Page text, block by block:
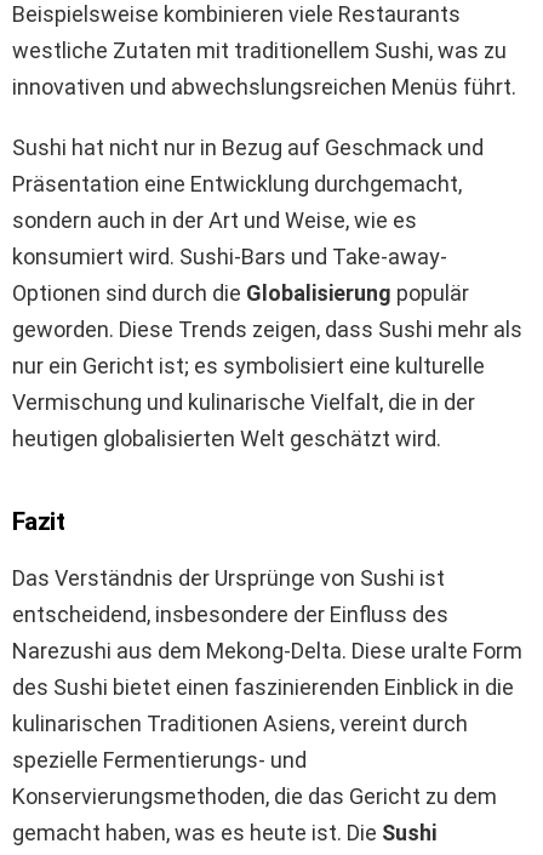
Beispielsweise kombinieren viele Restaurants
westliche Zutaten mit traditionellem Sushi, was zu
innovativen und abwechslungsreichen Menüs führt.
Sushi hat nicht nur in Bezug auf Geschmack und
Präsentation eine Entwicklung durchgemacht,
sondern auch in der Art und Weise, wie es
konsumiert wird. Sushi-Bars und Take-away-
Optionen sind durch die Globalisierung populär
geworden. Diese Trends zeigen, dass Sushi mehr als
nur ein Gericht ist; es symbolisiert eine kulturelle
Vermischung und kulinarische Vielfalt, die in der
heutigen globalisierten Welt geschätzt wird.
Fazit
Das Verständnis der Ursprünge von Sushi ist
entscheidend, insbesondere der Einfluss des
Narezushi aus dem Mekong-Delta. Diese uralte Form
des Sushi bietet einen faszinierenden Einblick in die
kulinarischen Traditionen Asiens, vereint durch
spezielle Fermentierungs- und
Konservierungsmethoden, die das Gericht zu dem
gemacht haben, was es heute ist. Die Sushi